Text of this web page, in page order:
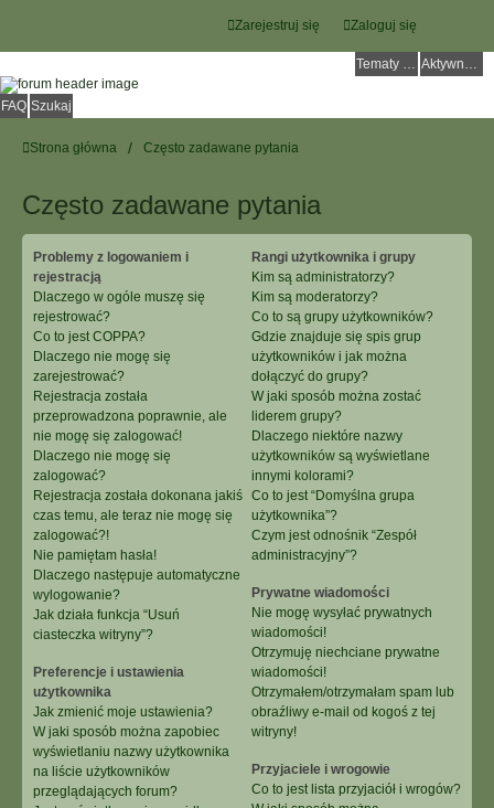
Zaloguj się
Zarejestruj się
Tematy bez odpowiedzi Aktywne tematy
FAQ Szukaj
Strona główna Często zadawane pytania
Często zadawane pytania
Problemy z logowaniem i
rejestracją
Dlaczego w ogóle muszę się
rejestrować?
Co to jest COPPA?
Dlaczego nie mogę się
zarejestrować?
Rejestracja została
przeprowadzona poprawnie, ale
nie mogę się zalogować!
Dlaczego nie mogę się
zalogować?
Rejestracja została dokonana jakiś
czas temu, ale teraz nie mogę się
zalogować?!
Nie pamiętam hasła!
Dlaczego następuje automatyczne
wylogowanie?
Jak działa funkcja “Usuń
ciasteczka witryny”?
Preferencje i ustawienia
użytkownika
Jak zmienić moje ustawienia?
W jaki sposób można zapobiec
wyświetlaniu nazwy użytkownika
na liście użytkowników
przeglądających forum?
Rangi użytkownika i grupy
Kim są administratorzy?
Kim są moderatorzy?
Co to są grupy użytkowników?
Gdzie znajduje się spis grup
użytkowników i jak można
dołączyć do grupy?
W jaki sposób można zostać
liderem grupy?
Dlaczego niektóre nazwy
użytkowników są wyświetlane
innymi kolorami?
Co to jest “Domyślna grupa
użytkownika”?
Czym jest odnośnik “Zespół
administracyjny”?
Prywatne wiadomości
Nie mogę wysyłać prywatnych
wiadomości!
Otrzymuję niechciane prywatne
wiadomości!
Otrzymałem/otrzymałam spam lub
obraźliwy e-mail od kogoś z tej
witryny!
Przyjaciele i wrogowie
Co to jest lista przyjaciół i wrogów?